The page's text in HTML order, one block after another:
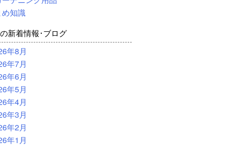
め知識
新着情報･ブログ
年8月
年7月
年6月
年5月
年4月
年3月
年2月
年1月